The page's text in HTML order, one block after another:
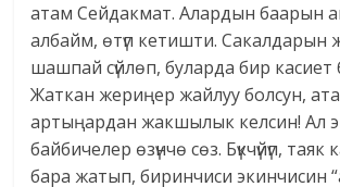
атам Сейдакмат. Алардын баарын
албайм, өтүп кетишти. Сакалдарын
шашпай сүйлөп, буларда бир касиет
Жаткан жериңер жайлуу болсун,
артыңардан жакшылык келсин! Ал
байбичелер өзүнчө сөз. Бүкчүйүп,
бара жатып, биринчиси экинчисин